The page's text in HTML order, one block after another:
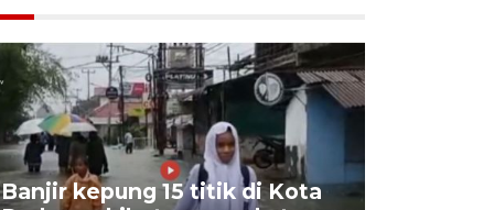
Banjir kepung 15 titik di Kota